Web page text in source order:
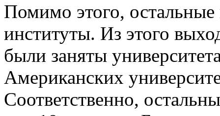
Помимо этого, остальные
институты. Из этого
были заняты
Американских
Соответственно,